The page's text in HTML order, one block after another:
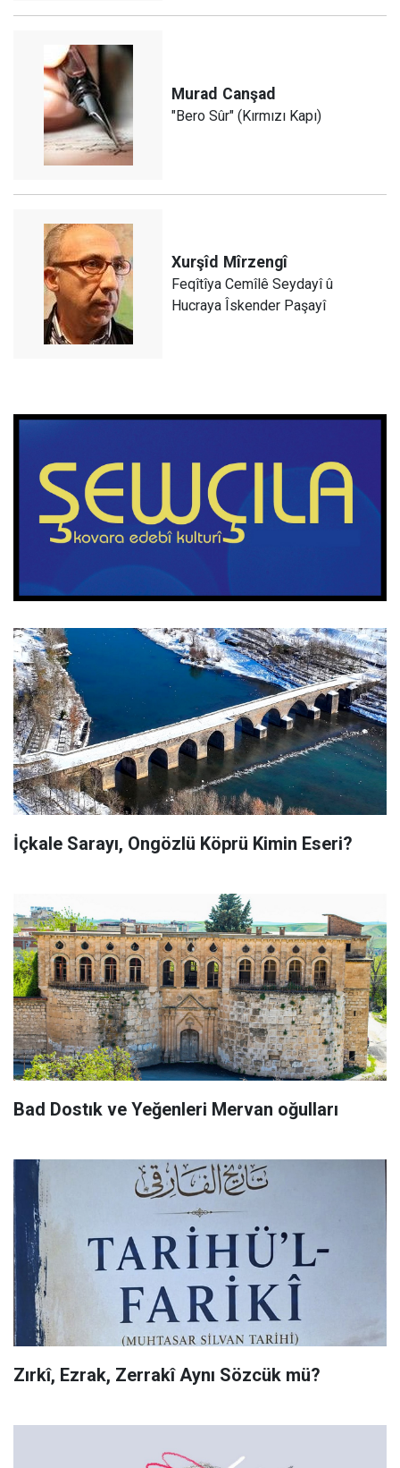
Murad Canşad
"Bero Sûr" (Kırmızı Kapı)
Xurşîd Mîrzengî
Feqîtîya Cemîlê Seydayî û
Hucraya Îskender Paşayî
İçkale Sarayı, Ongözlü Köprü Kimin Eseri?
Bad Dostık ve Yeğenleri Mervan oğulları
Zırkî, Ezrak, Zerrakî Aynı Sözcük mü?